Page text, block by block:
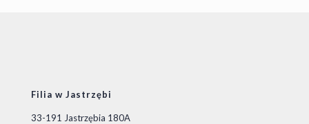
Filia w Jastrzębi
33-191 Jastrzębia 180A